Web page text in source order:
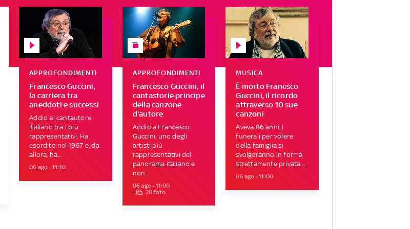
Francesco Guccini,
la carriera tra
aneddoti e successi
APPROFONDIMENTI
Addio al cantautore
italiano tra i più
rappresentativi. Ha
esordito nel 1967 e, da
allora, ha...
06 ago - 11:10
Francesco Guccini, il
cantastorie principe
della canzone
d'autore
APPROFONDIMENTI
Addio a Francesco
Guccini, uno degli
artisti più
rappresentativi del
panorama italiano e
non...
06 ago - 11:00
20 foto
È morto Franesco
Guccini, il ricordo
attraverso 10 sue
canzoni
MUSICA
Aveva 86 anni. I
funerali per volere
della famiglia si
svolgeranno in forma
strettamente privata....
06 ago - 11:00